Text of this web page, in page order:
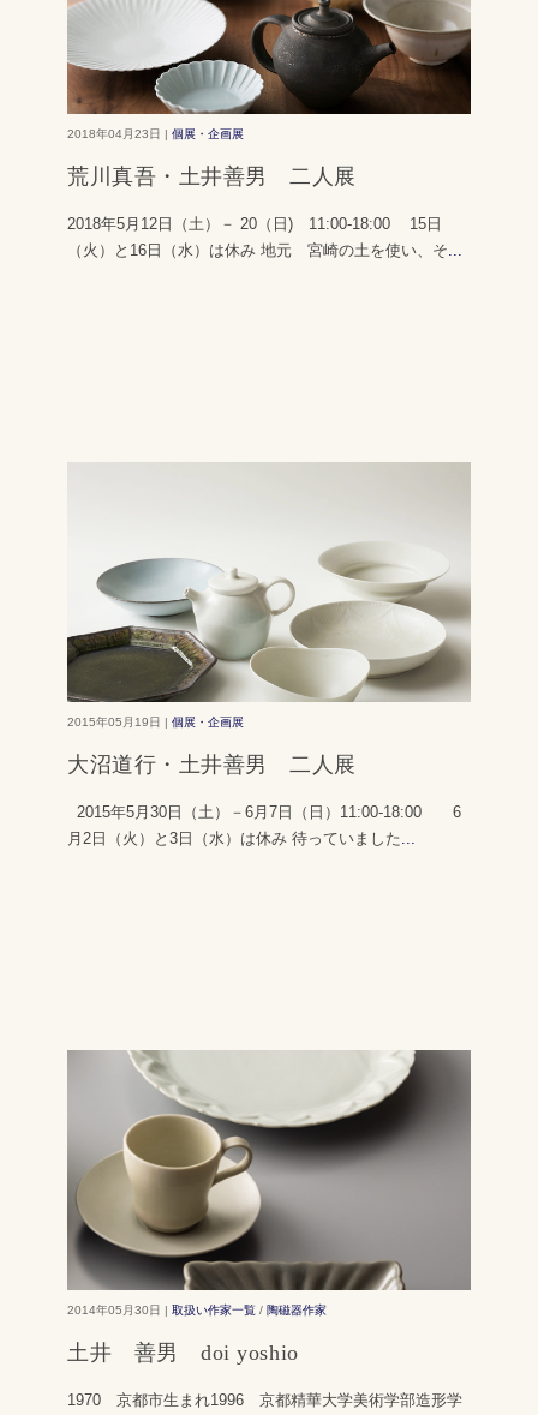
2018年04月23日 | 個展・企画展
荒川真吾・土井善男 二人展
2018年5月12日（土）－ 20（日) 11:00-18:00 15日
（火）と16日（水）は休み 地元 宮崎の土を使い、そ...
2015年05月19日 | 個展・企画展
大沼道行・土井善男 二人展
2015年5月30日（土）－6月7日（日）11:00-18:00 6
月2日（火）と3日（水）は休み 待っていました...
2014年05月30日 | 取扱い作家一覧 / 陶磁器作家
土井 善男 doi yoshio
1970 京都市生まれ1996 京都精華大学美術学部造形学